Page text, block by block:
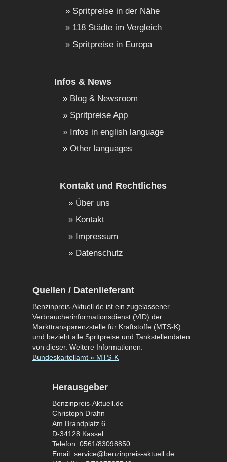
Spritpreise in der Nähe
118 Städte im Vergleich
Spritpreise in Europa
Infos & News
Blog & Newsroom
Spritpreise App
Infos in english language
Other languages
Kontakt und Rechtliches
Über uns
Kontakt
Impressum
Datenschutz
Quellen / Datenlieferant
Benzinpreis-Aktuell.de ist ein zugelassener
Verbraucherinformationsdienst (VID) der
Markttransparenzstelle für Kraftstoffe (MTS-K)
und bezieht alle Spritpreise und Tankstellendaten
von dieser. Weitere Informationen:
Bundeskartellamt » MTS-K
Herausgeber
Benzinpreis-Aktuell.de
Christoph Drahn
Am Brandplatz 6
D-34128 Kassel
Telefon: 0561/83098850
Email: service@benzinpreis-aktuell.de